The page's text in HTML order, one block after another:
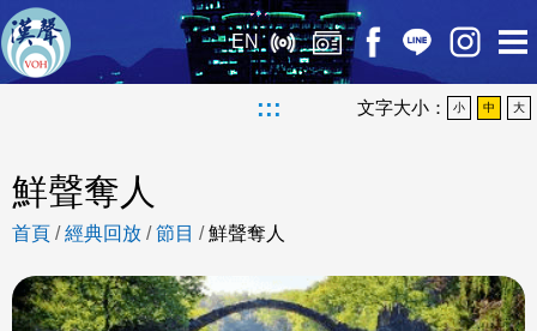
EN
::: 文字大小： 小 中 大
鮮聲奪人
首頁 /經典回放 /節目 /鮮聲奪人